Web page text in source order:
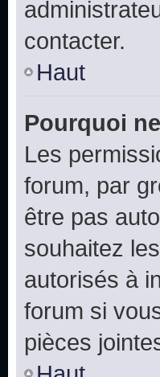
contacter.
Haut
Pourquoi
Les
forum, par
être pas
souhaitez
autorisés à
forum si
pièces